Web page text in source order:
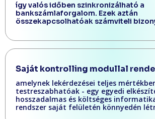
így valós időben szinkronizálható a
bankszámlaforgalom. Ezek aztán
összekapcsolhatóak számviteli
Saját kontrolling modullal
amelynek lekérdezései teljes
testreszabhatóak - egy egyedi
hosszadalmas és költséges
rendszer saját felületén könnyedén